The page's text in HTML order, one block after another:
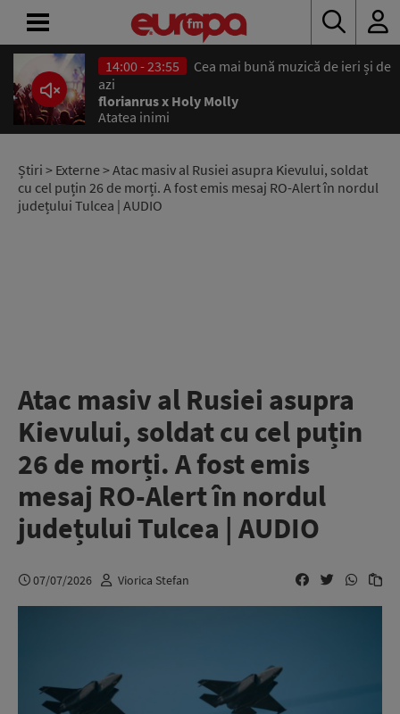
14:00 - 23:55
Cea mai bună muzică de ieri și de
azi
florianrus x Holy Molly
Atatea inimi
Știri > Externe> Atac masiv al Rusiei asupra Kievului, soldat
cu cel puțin 26 de morți. A fost emis mesaj RO-Alert în nordul
județului Tulcea | AUDIO
Atac masiv al Rusiei asupra
Kievului, soldat cu cel puțin
26 de morți. A fost emis
mesaj RO-Alert în nordul
județului Tulcea | AUDIO
07/07/2026 Viorica Stefan
ACASĂ
ȘTIRI
RADIO
CONCURSURI